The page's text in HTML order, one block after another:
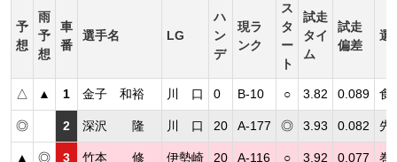
予
想
雨
予
想
車
番
選手名 LG
ハ
ン
デ
現ラ
ンク
ス
タ
ー
ト
試走
タイ
ム
試走
偏差
選
△ ▲ 1 金子 和裕 川 口 0 B-10 ○ 3.82 0.089 食
◎ 2 深沢 隆 川 口 20 A-177 ◎ 3.93 0.082 先
▲ ◎ 3 竹本 修 伊勢崎 20 A-116 ○ 3.92 0.077 巻